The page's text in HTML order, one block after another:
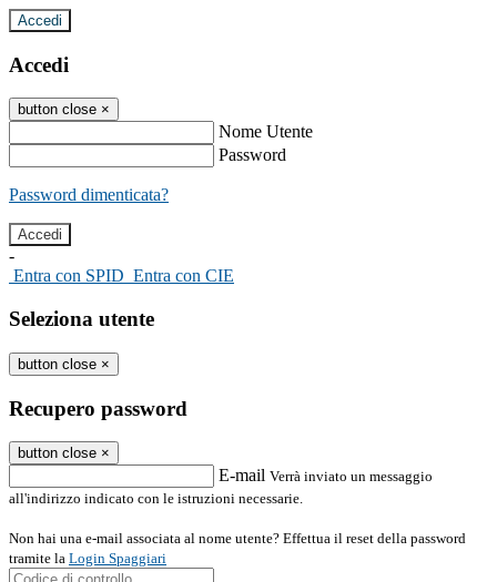
Accedi
Accedi
button close ×
Nome Utente
Password
Password dimenticata?
-
Entra con SPID Entra con CIE
Seleziona utente
button close ×
Recupero password
button close ×
E-mail Verrà inviato un messaggio
all'indirizzo indicato con le istruzioni necessarie.
Non hai una e-mail associata al nome utente? Effettua il reset della password
tramite la Login Spaggiari